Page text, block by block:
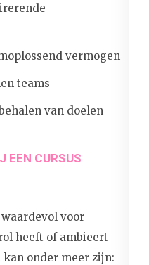
vermogen
teams
van doelen
EEN CURSUS
voor
heeft of ambieert
onder meer zijn: